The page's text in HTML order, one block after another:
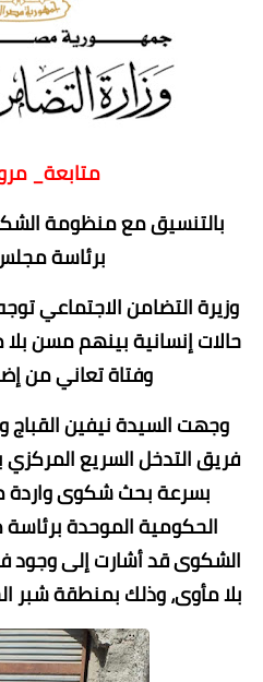
متابعة_
بالتنسيق مع منظومة
برئاسة
حالات إنسانية بينهم مسن
وفتاة تعاني من
وجهت السيدة نيفين القباج
فريق التدخل السريع المركزي
بسرعة بحث شكوى
الحكومية الموحدة برئاسة
بلا مأوى، وذلك بمنطقة شبر